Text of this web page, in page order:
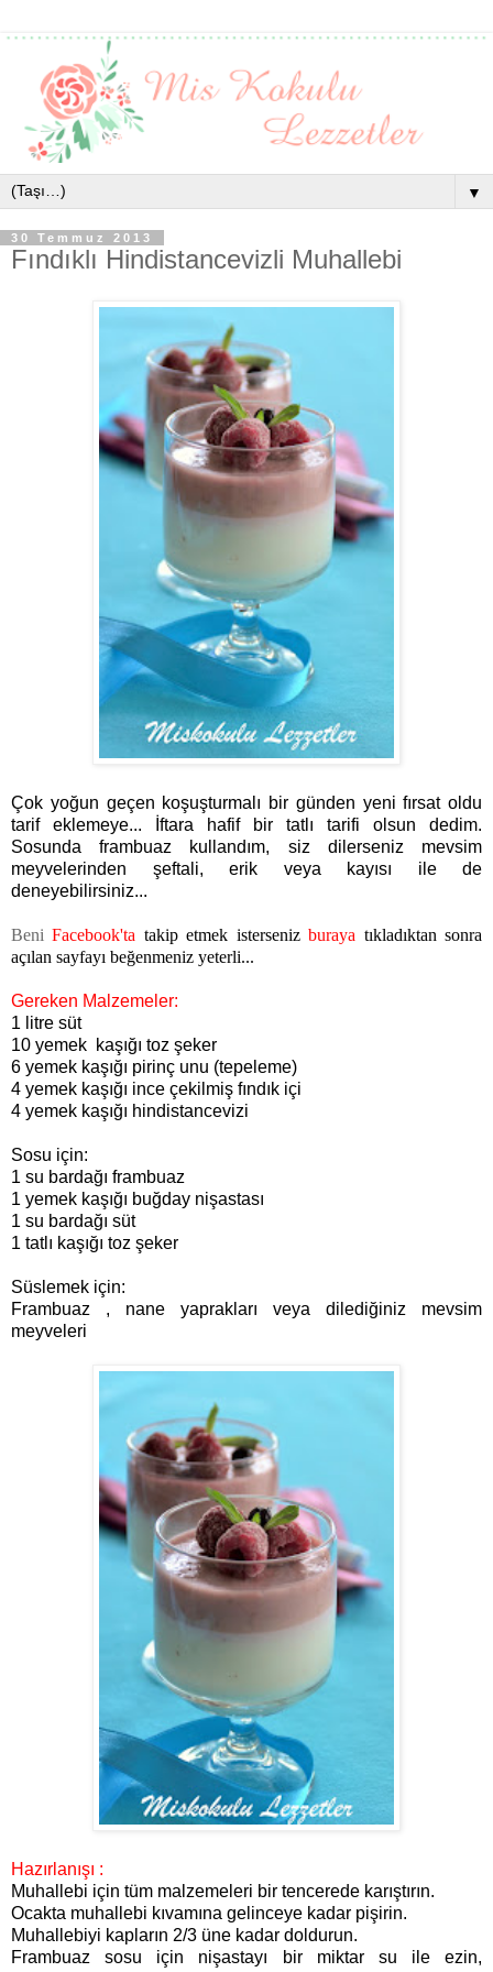
▼
30 Temmuz 2013
Fındıklı Hindistancevizli Muhallebi
Çok yoğun geçen koşuşturmalı bir günden yeni fırsat oldu
tarif eklemeye... İftara hafif bir tatlı tarifi olsun dedim.
Sosunda frambuaz kullandım, siz dilerseniz mevsim
meyvelerinden şeftali, erik veya kayısı ile de
deneyebilirsiniz...
BeniFacebook'ta takip etmek isterseniz buraya tıkladıktan sonra
açılan sayfayı beğenmeniz yeterli...
Gereken Malzemeler:
1 litre süt
10 yemek kaşığı toz şeker
6 yemek kaşığı pirinç unu (tepeleme)
4 yemek kaşığı ince çekilmiş fındık içi
4 yemek kaşığı hindistancevizi
Sosu için:
1 su bardağı frambuaz
1 yemek kaşığı buğday nişastası
1 su bardağı süt
1 tatlı kaşığı toz şeker
Süslemek için:
Frambuaz , nane yaprakları veya dilediğiniz mevsim
meyveleri
Hazırlanışı :
Muhallebi için tüm malzemeleri bir tencerede karıştırın.
Ocakta muhallebi kıvamına gelinceye kadar pişirin.
Muhallebiyi kapların 2/3 üne kadar doldurun.
Frambuaz sosu için nişastayı bir miktar su ile ezin,